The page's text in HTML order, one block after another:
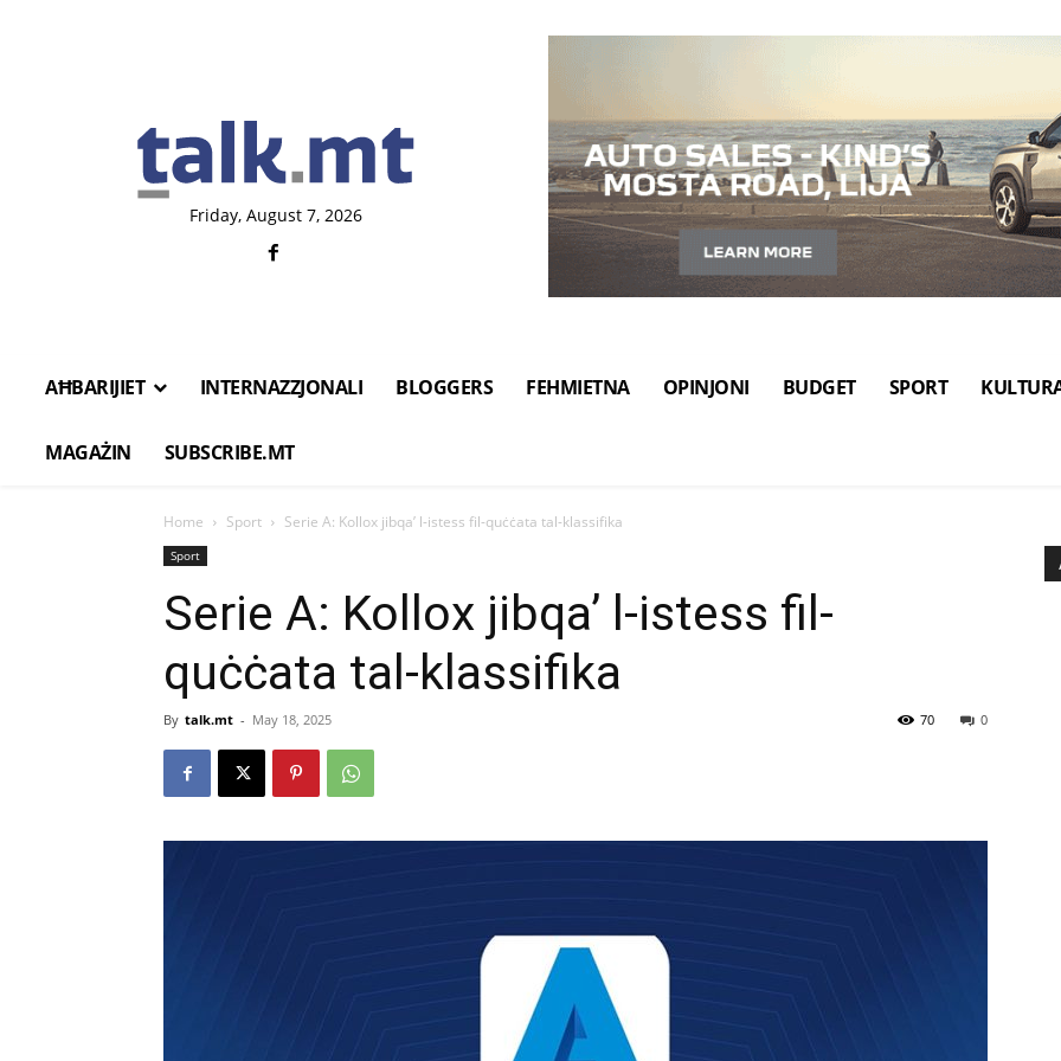
Friday, August 7, 2026
AĦBARIJIET INTERNAZZJONALI BLOGGERS FEHMIETNA OPINJONI BUDGET SPORT
MAGAŻIN SUBSCRIBE.MT
Home Sport Serie A: Kollox jibqa’ l-istess fil-quċċata tal-klassifika
Sport
Serie A: Kollox jibqa’ l-istess fil-
quċċata tal-klassifika
By talk.mt - May 18, 2025 0
70